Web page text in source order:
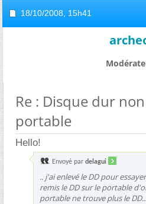
18/10/2008, 15h41
Re : Disque dur
portable
Hello!
Envoyé par delagui
.. j'ai enlevé le DD pour
remis le DD sur le portable
portable ne trouve plus le